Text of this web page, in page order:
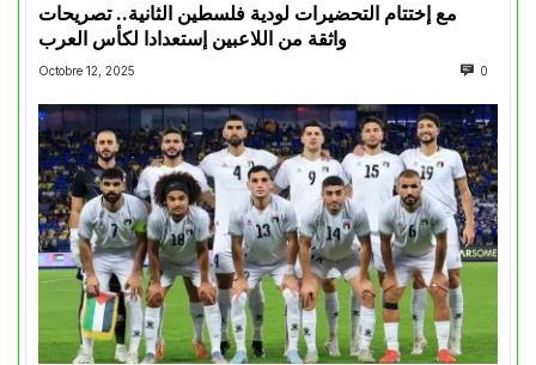
مع إختتام التحضيرات لودية فلسطين الثانية.. تصريحات
واثقة من اللاعبين إستعدادا لكأس العرب
Octobre 12, 2025 0